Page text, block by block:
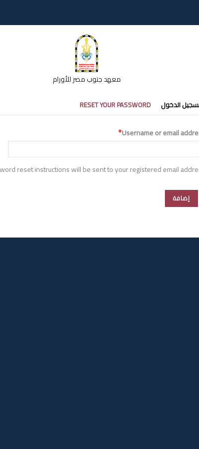
معهد جنوب مصر للأورام
الدخول RESET YOUR PASSWORD
Username or email
reset instructions will be sent to your registered email